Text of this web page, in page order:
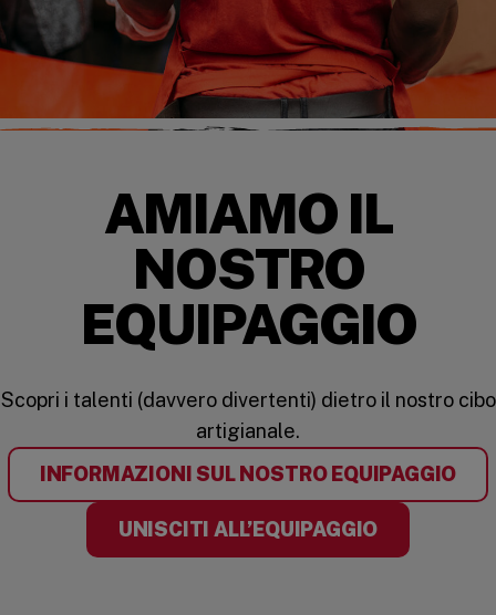
AMIAMO IL
NOSTRO
EQUIPAGGIO
Scopri i talenti (davvero divertenti) dietro il nostro cibo
artigianale.
INFORMAZIONI SUL NOSTRO EQUIPAGGIO
UNISCITI ALL’EQUIPAGGIO